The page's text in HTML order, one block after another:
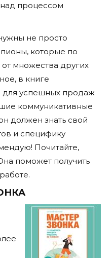
процессом
не просто
которые по
множества других
в книге
для успешных продаж
коммуникативные
должен знать свой
и специфику
Почитайте,
поможет получить